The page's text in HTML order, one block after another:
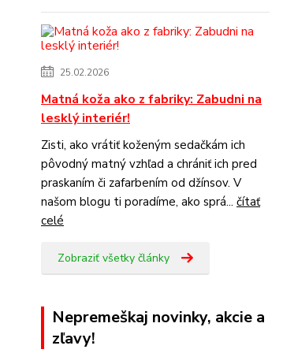
25.02.2026
Matná koža ako z fabriky: Zabudni na
lesklý interiér!
Zisti, ako vrátiť koženým sedačkám ich
pôvodný matný vzhľad a chrániť ich pred
praskaním či zafarbením od džínsov. V
našom blogu ti poradíme, ako sprá... čítať
celé
Zobraziť všetky články
Nepremeškaj novinky, akcie a
zľavy!